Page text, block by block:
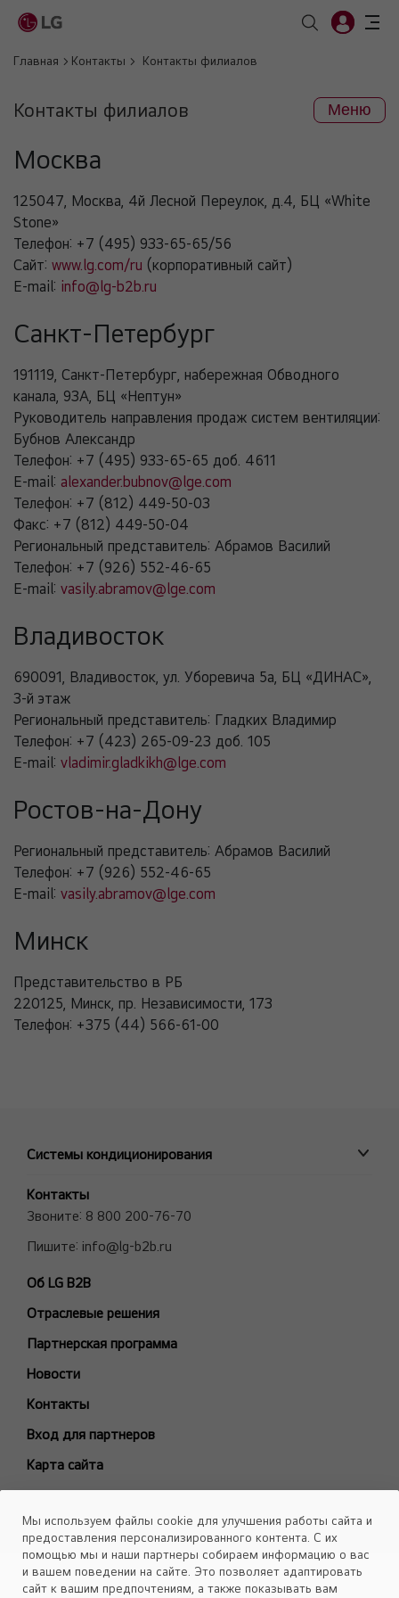
Главная Контакты Контакты филиалов
Контакты филиалов Меню
Москва
125047, Москва, 4й Лесной Переулок, д.4, БЦ «White
Stone»
Телефон: +7 (495) 933-65-65/56
Сайт: www.lg.com/ru (корпоративный сайт)
E-mail: info@lg-b2b.ru
Санкт-Петербург
191119, Санкт-Петербург, набережная Обводного
канала, 93A, БЦ «Нептун»
Руководитель направления продаж систем вентиляции:
Бубнов Александр
Телефон: +7 (495) 933-65-65 доб. 4611
E-mail: alexander.bubnov@lge.com
Телефон: +7 (812) 449-50-03
Факс: +7 (812) 449-50-04
Региональный представитель: Абрамов Василий
Телефон: +7 (926) 552-46-65
E-mail: vasily.abramov@lge.com
Владивосток
690091, Владивосток, ул. Уборевича 5а, БЦ «ДИНАС»,
3-й этаж
Региональный представитель: Гладких Владимир
Телефон: +7 (423) 265-09-23 доб. 105
E-mail: vladimir.gladkikh@lge.com
Ростов-на-Дону
Региональный представитель: Абрамов Василий
Телефон: +7 (926) 552-46-65
E-mail: vasily.abramov@lge.com
Минск
Представительство в РБ
220125, Минск, пр. Независимости, 173
Телефон: +375 (44) 566-61-00
Системы кондиционирования
ПРОМЫШЛЕННЫЕ СИСТЕМЫ
MULTI V VRF системы
Полупромышленные сплит-системы
Холодильные Машины (Чиллеры)
Фанкойлы
Модели снятые с производства
БЫТОВЫЕ СПЛИТ-СИСТЕМЫ
ARTCOOL Mirror
ARTCOOL Objet Green
Deluxe Pro
Air PuriCare
Evo Max
Контакты
Звоните: 8 800 200-76-70
Пишите: info@lg-b2b.ru
Об LG B2B
Отраслевые решения
Партнерская программа
Новости
Контакты
Вход для партнеров
Карта сайта
Скачать
Объекты
Мы используем файлы cookie для улучшения работы сайта и
предоставления персонализированного контента. С их
помощью мы и наши партнеры собираем информацию о вас
и вашем поведении на сайте. Это позволяет адаптировать
сайт к вашим предпочтениям, а также показывать вам